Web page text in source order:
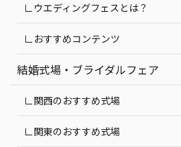
∟ウエディングフェスとは？
∟おすすめコンテンツ
結婚式場・ブライダルフェア
∟関西のおすすめ式場
∟関東のおすすめ式場